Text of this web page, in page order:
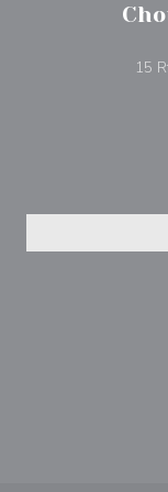
15